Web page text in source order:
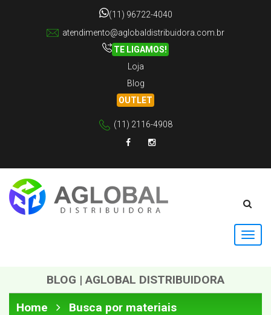
(11) 96722-4040
atendimento@aglobaldistribuidora.com.br
TE LIGAMOS!
Loja
Blog
OUTLET
(11) 2116-4908
BLOG | AGLOBAL DISTRIBUIDORA
Home
Busca por materiais